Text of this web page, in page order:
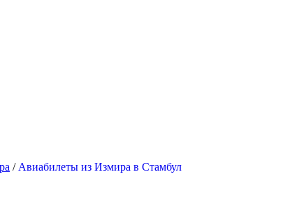
/ Авиабилеты из Измира в Стамбул